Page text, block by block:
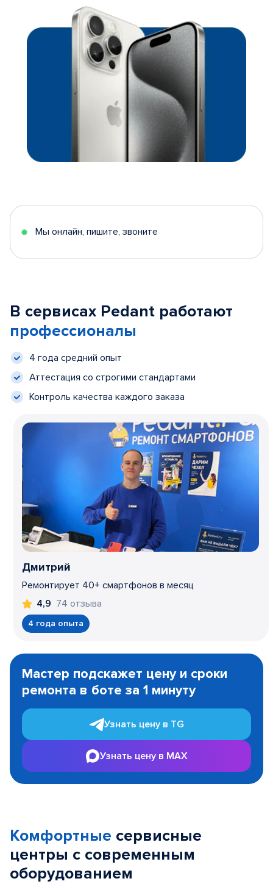
Мы онлайн, пишите, звоните
В сервисах Pedant работают
профессионалы
4 года средний опыт
Аттестация со строгими стандартами
Контроль качества каждого заказа
Дмитрий
Ремонтирует 40+ смартфонов в месяц
4,9 74 отзыва
4 года опыта
1
Мастер подскажет цену и сроки
ремонта в боте за 1 минуту
Узнать цену в TG
Узнать цену в MAX
Комфортные сервисные
центры с современным
оборудованием